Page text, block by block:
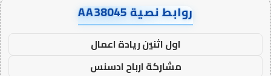
روابط نصية AA38045
اول اثنين ريادة اعمال
مشاركة ارباح ادسنس